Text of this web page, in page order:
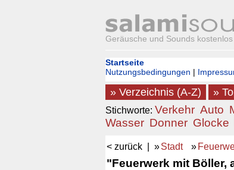
Geräusche und Sounds
Startseite
Nutzungsbedingungen |
» Verzeichnis (A-Z) »
Stichworte: Verkehr Auto
Wasser Donner Glocke
< zurück | »Stadt »
"Feuerwerk mit Böller,